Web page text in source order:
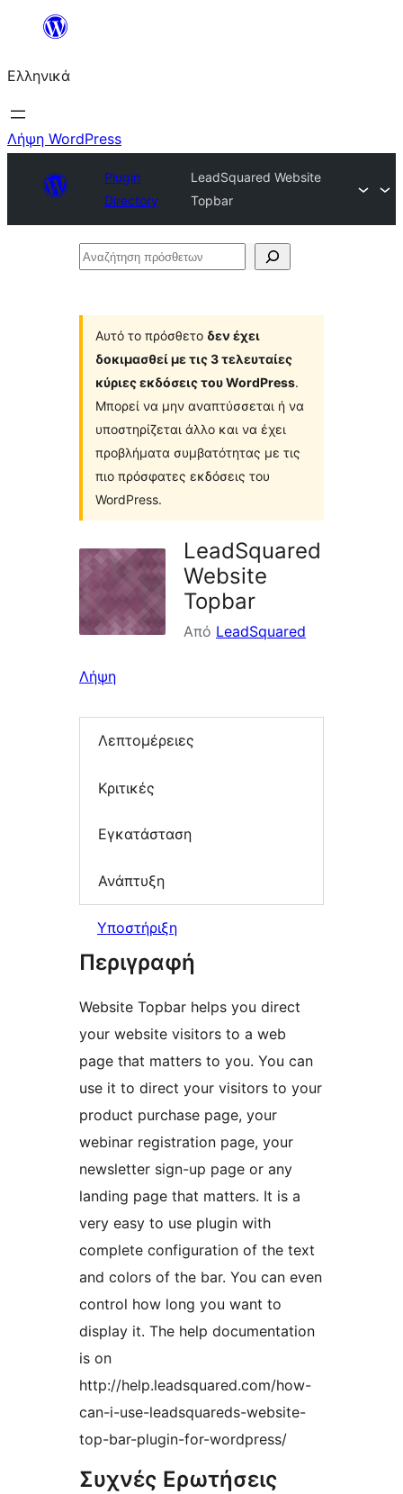
Μετάβαση
περιεχόμενο
Ελληνικά
Λήψη WordPress
Plugin
Directory
LeadSquared Website
Topbar
Αναζήτηση
Αυτό το πρόσθετο δεν έχει
δοκιμασθεί με τις 3 τελευταίες
κύριες εκδόσεις του WordPress.
Μπορεί να μην αναπτύσσεται ή να
υποστηρίζεται άλλο και να έχει
προβλήματα συμβατότητας με τις
πιο πρόσφατες εκδόσεις του
WordPress.
LeadSquared
Website
Topbar
Από LeadSquared
Λήψη
Λεπτομέρειες
Κριτικές
Εγκατάσταση
Ανάπτυξη
Υποστήριξη
Περιγραφή
Website Topbar helps you direct
your website visitors to a web
page that matters to you. You can
use it to direct your visitors to your
product purchase page, your
webinar registration page, your
newsletter sign-up page or any
landing page that matters. It is a
very easy to use plugin with
complete configuration of the text
and colors of the bar. You can even
control how long you want to
display it. The help documentation
is on
http://help.leadsquared.com/how-
can-i-use-leadsquareds-website-
top-bar-plugin-for-wordpress/
Συχνές Ερωτήσεις